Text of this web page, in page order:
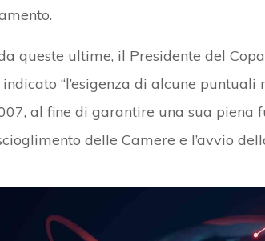
queste ultime, il Presidente del
“l’esigenza di alcune puntuali
al fine di garantire una sua piena
delle Camere e l’avvio